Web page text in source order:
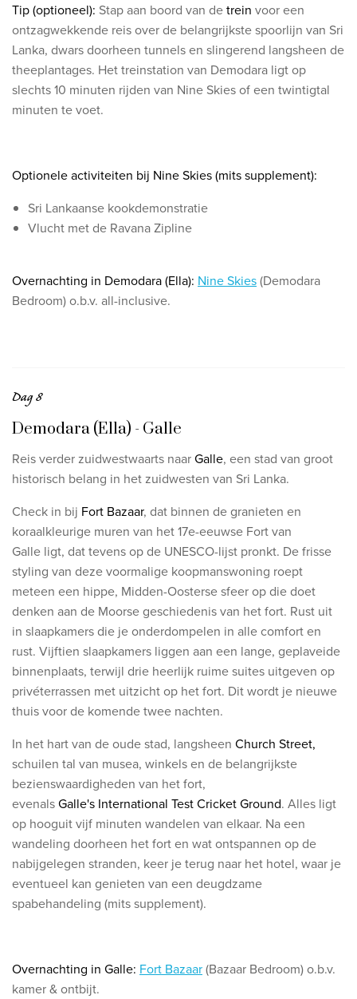
Tip (optioneel): Stap aan boord van detrein voor een
ontzagwekkende reis over de belangrijkste spoorlijn van Sri
Lanka, dwars doorheen tunnels en slingerend langsheen de
theeplantages. Het treinstation van Demodara ligt op
slechts 10 minuten rijden van Nine Skies of een twintigtal
minuten te voet.
Optionele activiteiten bij Nine Skies (mits supplement):
Sri Lankaanse kookdemonstratie
Vlucht met de Ravana Zipline
Overnachting in Demodara (Ella): Nine Skies(Demodara
Bedroom) o.b.v. all-inclusive.
Dag 8
Demodara (Ella) - Galle
Reis verder zuidwestwaarts naarGalle, een stad van groot
historisch belang in het zuidwesten van Sri Lanka.
​Check in bij Fort Bazaar, dat binnen de granieten en
koraalkleurige muren van het 17e-eeuwse Fort van
Galle ligt, dat tevens op de UNESCO-lijst pronkt. De frisse
styling van deze voormalige koopmanswoning roept
meteen een hippe, Midden-Oosterse sfeer op die doet
denken aan de Moorse geschiedenis van het fort. Rust uit
in slaapkamers die je onderdompelen in alle comfort en
rust. Vijftien slaapkamers liggen aan een lange, geplaveide
binnenplaats, terwijl drie heerlijk ruime suites uitgeven op
privéterrassen met uitzicht op het fort. Dit wordt je nieuwe
thuis voor de komende twee nachten.
In het hart van de oude stad, langsheen Church Street,
schuilen tal van musea, winkels en de belangrijkste
bezienswaardigheden van het fort,
evenalsGalle's International Test Cricket Ground. Alles ligt
op hooguit vijf minuten wandelen van elkaar. Na een
wandeling doorheen het fort en wat ontspannen op de
nabijgelegen stranden, keer je terug naar het hotel, waar je
eventueel kan genieten van een deugdzame
spabehandeling (mits supplement).
Overnachting in Galle: Fort Bazaar(Bazaar Bedroom) o.b.v.
kamer & ontbijt.